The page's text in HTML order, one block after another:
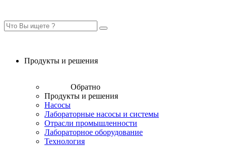
Продукты и решения
Обратно
Продукты и решения
Насосы
Лабораторные насосы и системы
Отрасли промышленности
Лабораторное оборудование
Технология